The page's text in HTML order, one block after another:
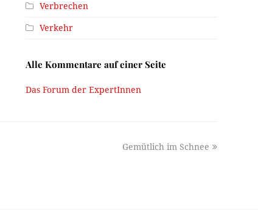
Verbrechen
Verkehr
Alle Kommentare auf einer Seite
Das Forum der ExpertInnen
next
Gemütlich im Schnee